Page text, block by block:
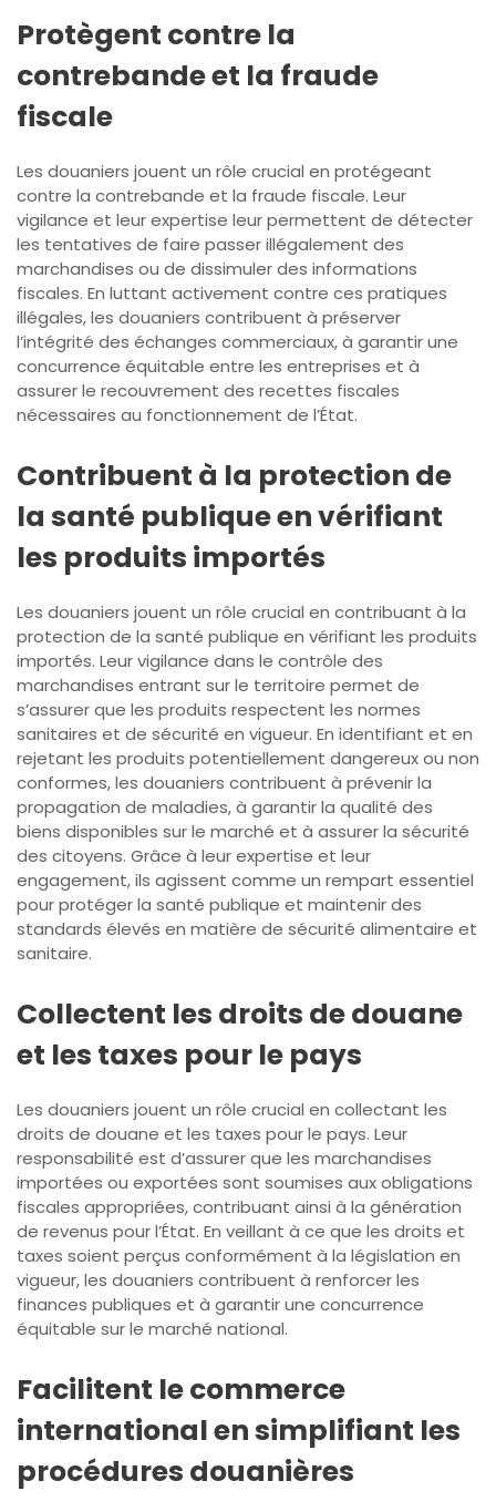
Protègent contre la
contrebande et la fraude
fiscale
Les douaniers jouent un rôle crucial en protégeant
contre la contrebande et la fraude fiscale. Leur
vigilance et leur expertise leur permettent de détecter
les tentatives de faire passer illégalement des
marchandises ou de dissimuler des informations
fiscales. En luttant activement contre ces pratiques
illégales, les douaniers contribuent à préserver
l’intégrité des échanges commerciaux, à garantir une
concurrence équitable entre les entreprises et à
assurer le recouvrement des recettes fiscales
nécessaires au fonctionnement de l’État.
Contribuent à la protection de
la santé publique en vérifiant
les produits importés
Les douaniers jouent un rôle crucial en contribuant à la
protection de la santé publique en vérifiant les produits
importés. Leur vigilance dans le contrôle des
marchandises entrant sur le territoire permet de
s’assurer que les produits respectent les normes
sanitaires et de sécurité en vigueur. En identifiant et en
rejetant les produits potentiellement dangereux ou non
conformes, les douaniers contribuent à prévenir la
propagation de maladies, à garantir la qualité des
biens disponibles sur le marché et à assurer la sécurité
des citoyens. Grâce à leur expertise et leur
engagement, ils agissent comme un rempart essentiel
pour protéger la santé publique et maintenir des
standards élevés en matière de sécurité alimentaire et
sanitaire.
Collectent les droits de douane
et les taxes pour le pays
Les douaniers jouent un rôle crucial en collectant les
droits de douane et les taxes pour le pays. Leur
responsabilité est d’assurer que les marchandises
importées ou exportées sont soumises aux obligations
fiscales appropriées, contribuant ainsi à la génération
de revenus pour l’État. En veillant à ce que les droits et
taxes soient perçus conformément à la législation en
vigueur, les douaniers contribuent à renforcer les
finances publiques et à garantir une concurrence
équitable sur le marché national.
Facilitent le commerce
international en simplifiant les
procédures douanières